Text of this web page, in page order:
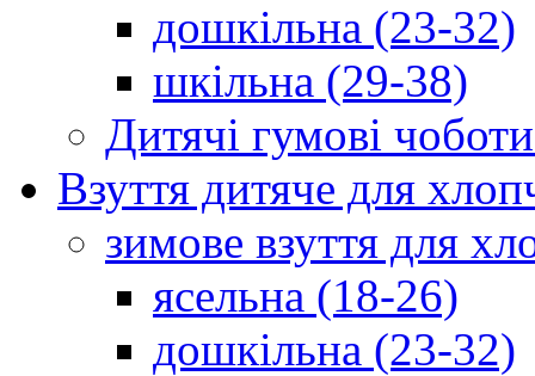
дошкільна (23-32)
шкільна (29-38)
Дитячі гумові
Взуття дитяче для
зимове взуття для
ясельна (18-26)
дошкільна (23-32)